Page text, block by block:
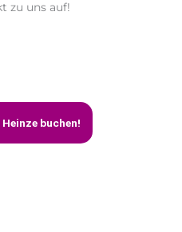
zu uns auf!
buchen!